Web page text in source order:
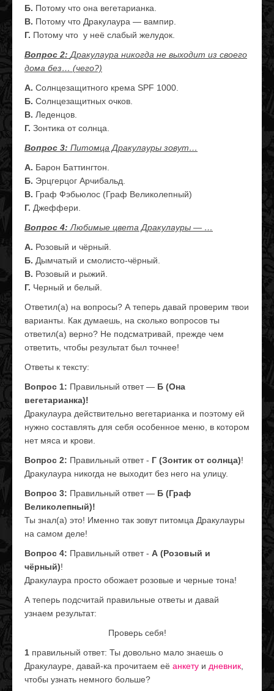
Б. Потому что она вегетарианка.
В. Потому что Дракулаура — вампир.
Г. Потому что у неё слабый желудок.
Вопрос 2: Дракулаура никогда не выходит из своего
дома без… (чего?)
А. Солнцезащитного крема SPF 1000.
Б. Солнцезащитных очков.
В. Леденцов.
Г. Зонтика от солнца.
Вопрос 3: Питомца Дракулауры зовут…
А. Барон Баттингтон.
Б. Эрцгерцог Арчибальд.
В. Граф Фэбьюлос (Граф Великолепный)
Г. Джеффери.
Вопрос 4: Любимые цвета Дракулауры — …
А. Розовый и чёрный.
Б. Дымчатый и смолисто-чёрный.
В. Розовый и рыжий.
Г. Черный и белый.
Ответил(а) на вопросы? А теперь давай проверим твои
варианты. Как думаешь, на сколько вопросов ты
ответил(а) верно? Не подсматривай, прежде чем
ответить, чтобы результат был точнее!
Ответы к тексту:
Вопрос 1: Правильный ответ — Б (Она
вегетарианка)!
Дракулаура действительно вегетарианка и поэтому ей
нужно составлять для себя особенное меню, в котором
нет мяса и крови.
Вопрос 2: Правильный ответ - Г (Зонтик от солнца)!
Дракулаура никогда не выходит без него на улицу.
Вопрос 3: Правильный ответ — Б (Граф
Великолепный)!
Ты знал(а) это! Именно так зовут питомца Дракулауры
на самом деле!
Вопрос 4: Правильный ответ - А (Розовый и
чёрный)!
Дракулаура просто обожает розовые и черные тона!
А теперь подсчитай правильные ответы и давай
узнаем результат:
Проверь себя!
1 правильный ответ: Ты довольно мало знаешь о
Дракулауре, давай-ка прочитаем её анкету и дневник
чтобы узнать немного больше?